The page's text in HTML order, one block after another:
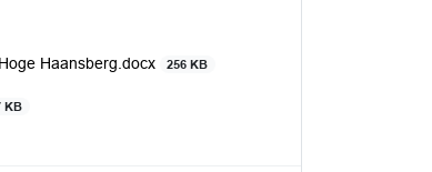
Haansberg.docx 256 KB
KB